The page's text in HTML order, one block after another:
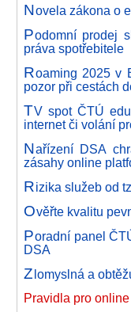
Novela zákona o
Podomní prodej
práva spotřebitele
Roaming 2025 v
pozor při cestách
TV spot ČTÚ
internet či volání
Nařízení DSA
zásahy online
Rizika služeb od
Ověřte kvalitu
Poradní panel
DSA
Zlomyslná a
Pravidla pro